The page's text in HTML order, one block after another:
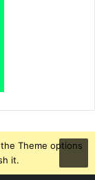
Theme options
it.